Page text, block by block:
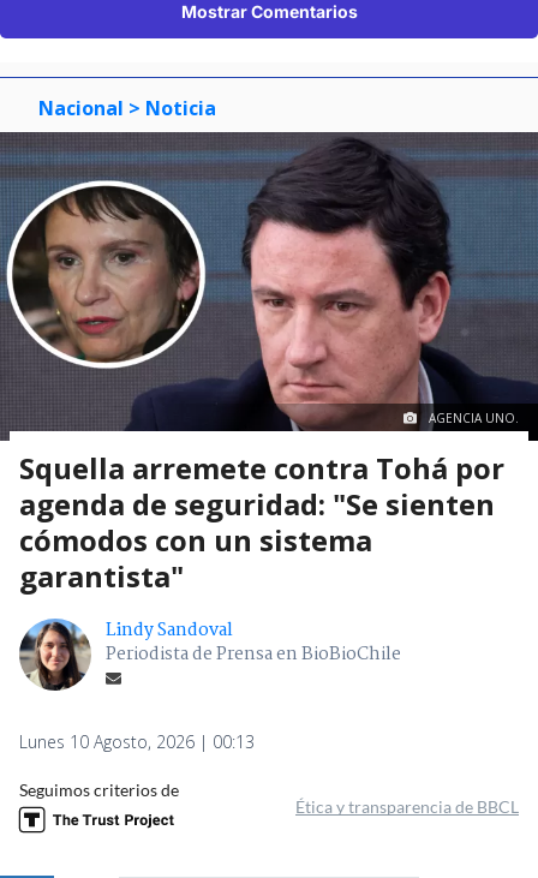
Mostrar Comentarios
Nacional > Noticia
AGENCIA UNO.
Squella arremete contra Tohá por
agenda de seguridad: "Se sienten
cómodos con un sistema
garantista"
Lindy Sandoval
Periodista de Prensa en BioBioChile
Lunes 10 Agosto, 2026 | 00:13
Seguimos criterios de
Ética y transparencia de BBCL